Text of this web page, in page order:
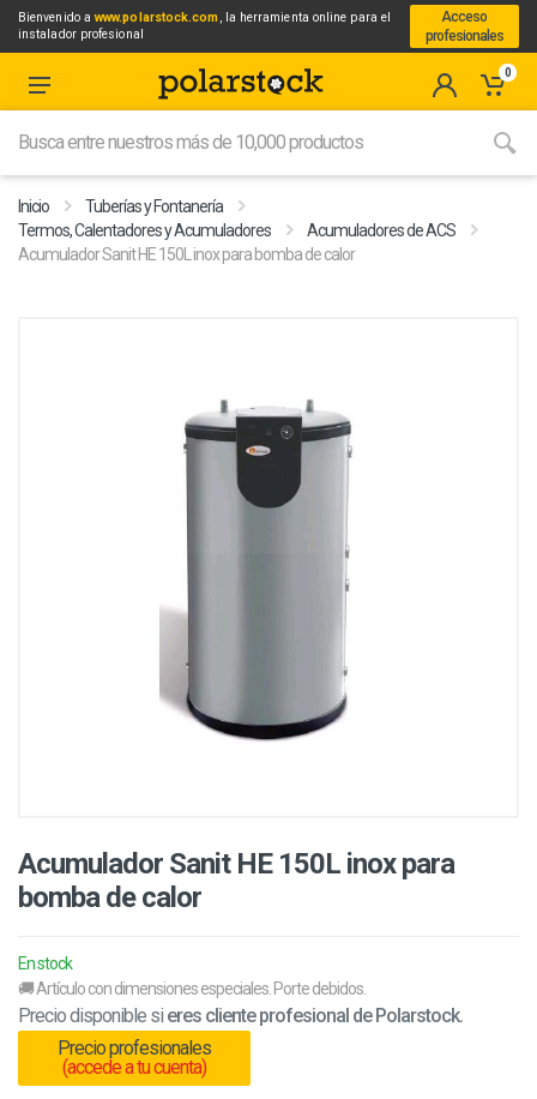
Bienvenido awww.polarstock.com, la herramienta online para el
instalador profesional
Acceso
profesionales
0
Inicio
Tuberías y Fontanería
Termos, Calentadores y Acumuladores
Acumuladores de ACS
Acumulador Sanit HE 150L inox para bomba de calor
Acumulador Sanit HE 150L inox para
bomba de calor
En stock
🚚 Artículo con dimensiones especiales. Porte debidos.
Precio disponible si eres cliente profesional de Polarstock.
Precio profesionales
(accede a tu cuenta)